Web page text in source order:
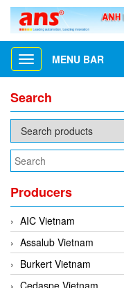
Toggle
navigation
MENU BAR
Search
Producers
AIC Vietnam
Assalub Vietnam
Burkert Vietnam
Cedaspe Vietnam